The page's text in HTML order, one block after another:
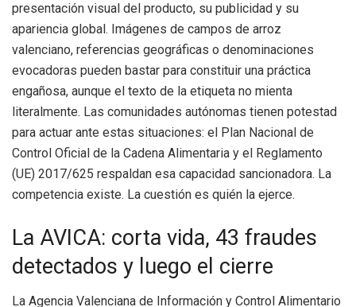
presentación visual del producto, su publicidad y su
apariencia global. Imágenes de campos de arroz
valenciano, referencias geográficas o denominaciones
evocadoras pueden bastar para constituir una práctica
engañosa, aunque el texto de la etiqueta no mienta
literalmente. Las comunidades autónomas tienen potestad
para actuar ante estas situaciones: el Plan Nacional de
Control Oficial de la Cadena Alimentaria y el Reglamento
(UE) 2017/625 respaldan esa capacidad sancionadora. La
competencia existe. La cuestión es quién la ejerce.
La AVICA: corta vida, 43 fraudes
detectados y luego el cierre
La Agencia Valenciana de Información y Control Alimentario